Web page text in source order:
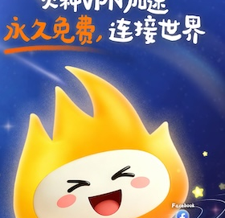
支持 [0] 反对 [0]
支持
旋风加速器